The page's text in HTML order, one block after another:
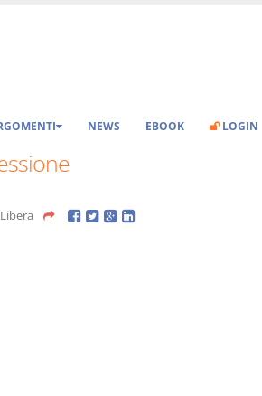
NEWS EBOOK LOGIN
Libera